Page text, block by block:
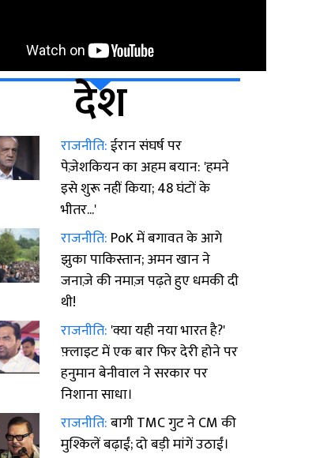
देश
राजनीति:ईरान संघर्ष पर
पेज़ेशकियन का अहम बयान: 'हमने
इसे शुरू नहीं किया; 48 घंटों के
भीतर...'
राजनीति: PoK में बगावत के आगे
झुका पाकिस्तान; अमन खान ने
जनाज़े की नमाज़ पढ़ते हुए धमकी दी
थी!
राजनीति: 'क्या यही नया भारत है?'
फ़्लाइट में एक बार फिर देरी होने पर
हनुमान बेनीवाल ने सरकार पर
निशाना साधा।
राजनीति:बागी TMC गुट ने CM की
मुश्किलें बढ़ाईं; दो बड़ी मांगें उठाईं।